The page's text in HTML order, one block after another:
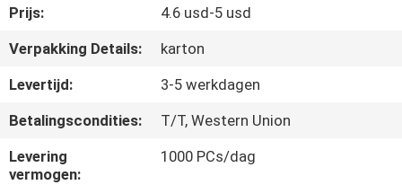
NEEM
CONTACT
MET
ONS
Prijs:
4.6 usd-5 usd
Verpakking Details:
karton
Levertijd:
3-5 werkdagen
Betalingscondities:
T/T, Western Union
Levering
vermogen:
1000 PCs/dag